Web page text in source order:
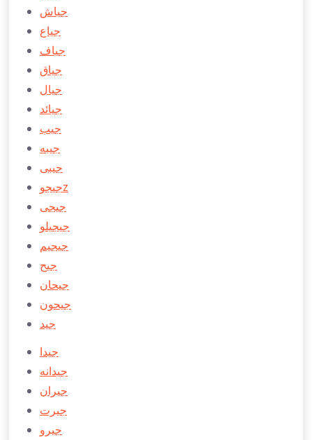
جياش
جياع
جياف
جياق
جيال
جيائد
جیب
جیبه
جیبی
جیجوz
جیجی
جیجیلو
جیجیم
جیح
جیحان
جیحون
جید
جیدا
جیدانه
جیران
جیرت
جیرو